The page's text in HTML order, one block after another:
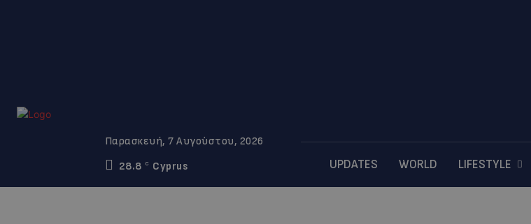
Παρασκευή, 7 Αυγούστου, 2026
28.8
C Cyprus UPDATES WORLD LIFESTYLE